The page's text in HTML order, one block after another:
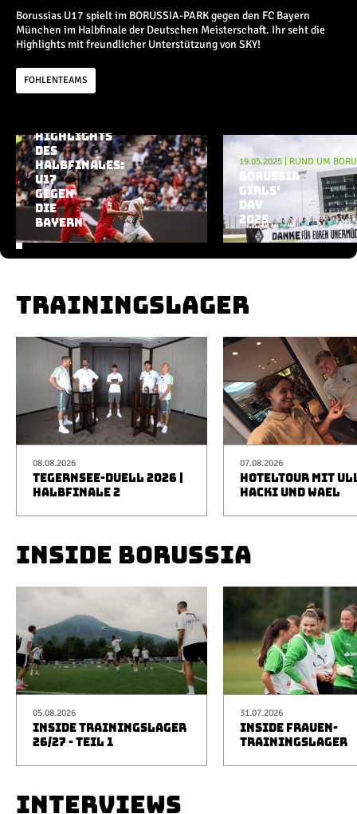
Europa League
Testspiele
Inside
Interviews
Pressekonferenzen
Rund um Borussia
Trainingslager
Buntes
Historie
English
Alle Videos
Borussias U17 spielt im BORUSSIA-PARK gegen den FC Bayern
München im Halbfinale der Deutschen Meisterschaft. Ihr seht die
Highlights mit freundlicher Unterstützung von SKY!
FOHLENTEAMS
Aktuelle Playlist
HIGHLIGHTS
DES
HALBFINALES:
U17
GEGEN
DIE
BAYERN
19.05.2025 RUND UM
BORUSSIA
GIRLS'
DAY
2025
TRAININGSLAGER
08.08.2026
TEGERNSEE-DUELL 2026 |
HALBFINALE 2
07.08.2026
HOTELTOUR MIT
HACKI UND WAEL
INSIDE BORUSSIA
05.08.2026
INSIDE TRAININGSLAGER
26/27 - TEIL 1
31.07.2026
INSIDE FRAUEN-
TRAININGSLAGER
INTERVIEWS